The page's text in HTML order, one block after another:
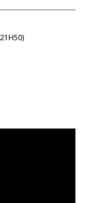
)